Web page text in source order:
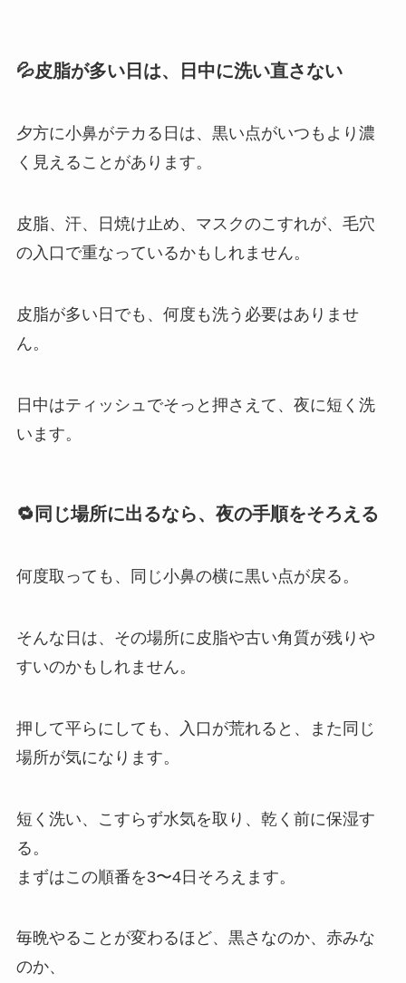
💦皮脂が多い日は、日中に洗い直さない
夕方に小鼻がテカる日は、黒い点がいつもより濃
く見えることがあります。
皮脂、汗、日焼け止め、マスクのこすれが、毛穴
の入口で重なっているかもしれません。
皮脂が多い日でも、何度も洗う必要はありませ
ん。
日中はティッシュでそっと押さえて、夜に短く洗
います。
🔁同じ場所に出るなら、夜の手順をそろえる
何度取っても、同じ小鼻の横に黒い点が戻る。
そんな日は、その場所に皮脂や古い角質が残りや
すいのかもしれません。
押して平らにしても、入口が荒れると、また同じ
場所が気になります。
短く洗い、こすらず水気を取り、乾く前に保湿す
る。
まずはこの順番を3〜4日そろえます。
毎晩やることが変わるほど、黒さなのか、赤みな
のか、